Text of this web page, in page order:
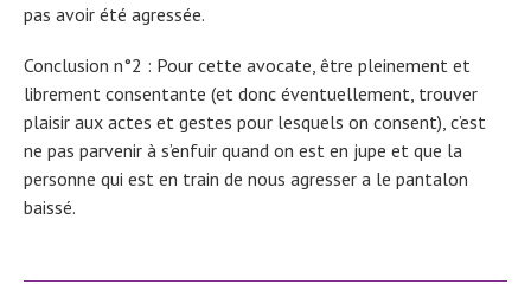
pas avoir été agressée.
Conclusion n°2 : Pour cette avocate, être pleinement et
librement consentante (et donc éventuellement, trouver
plaisir aux actes et gestes pour lesquels on consent), c’est
ne pas parvenir à s’enfuir quand on est en jupe et que la
personne qui est en train de nous agresser a le pantalon
baissé.